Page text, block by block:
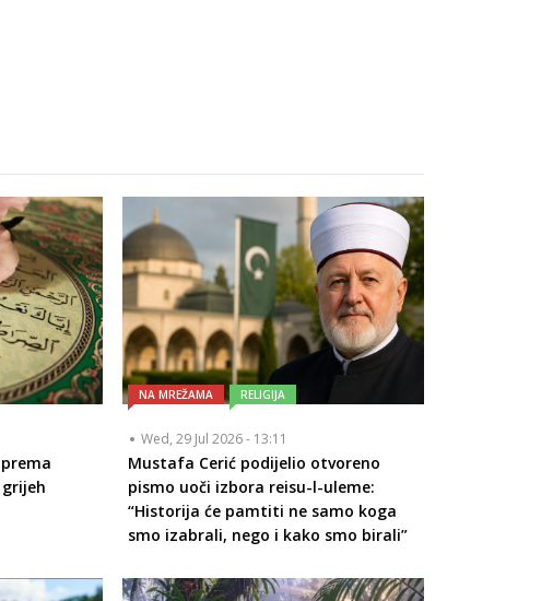
NA MREŽAMA RELIGIJA
Wed, 29 Jul 2026 - 13:11
Mustafa Cerić podijelio otvoreno
pismo uoči izbora reisu-l-uleme:
“Historija će pamtiti ne samo koga
smo izabrali, nego i kako smo birali”